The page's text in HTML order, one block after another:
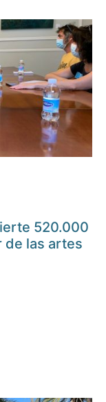
520.000
de las artes